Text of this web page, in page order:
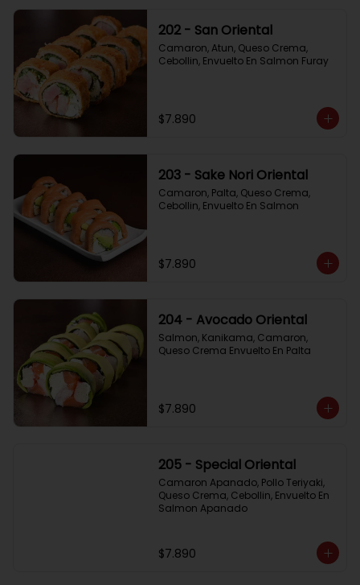
202 - San Oriental
Camaron, Atun, Queso Crema,
Cebollin, Envuelto En Salmon Furay
$7.890
203 - Sake Nori Oriental
Camaron, Palta, Queso Crema,
Cebollin, Envuelto En Salmon
$7.890
204 - Avocado Oriental
Salmon, Kanikama, Camaron,
Queso Crema Envuelto En Palta
$7.890
205 - Special Oriental
Camaron Apanado, Pollo Teriyaki,
Queso Crema, Cebollin, Envuelto En
Salmon Apanado
$7.890